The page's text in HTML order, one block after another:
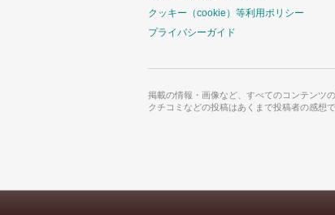
クッキー（cookie）等利用ポリシー
プライバシーガイド
掲載の情報・画像など、すべてのコンテンツ
クチコミなどの投稿はあくまで投稿者の感想